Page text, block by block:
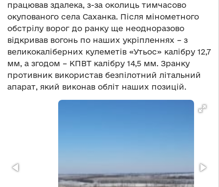
працював здалека, з-за околиць тимчасово
окупованого села Саханка. Після мінометного
обстрілу ворог до ранку ще неодноразово
відкривав вогонь по наших укріпленнях – з
великокаліберних кулеметів «Утьос» калібру 12,7
мм, а згодом – КПВТ калібру 14,5 мм. Зранку
противник використав безпілотний літальний
апарат, який виконав обліт наших позицій.